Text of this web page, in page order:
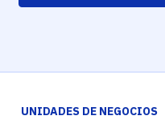
UNIDADES DE NEGOCIOS